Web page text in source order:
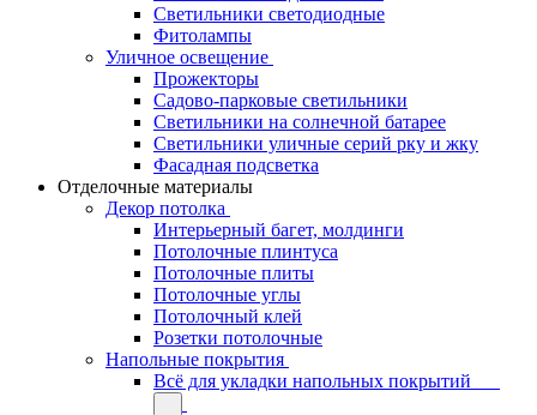
Светильники светодиодные
Фитолампы
Уличное освещение
Прожекторы
Садово-парковые светильники
Светильники на солнечной батарее
Светильники уличные серий рку и жку
Фасадная подсветка
Отделочные материалы
Декор потолка
Интерьерный багет, молдинги
Потолочные плинтуса
Потолочные плиты
Потолочные углы
Потолочный клей
Розетки потолочные
Напольные покрытия
Всё для укладки напольных покрытий